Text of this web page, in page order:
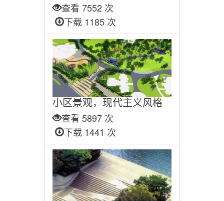
查看 7552 次
下载 1185 次
小区景观，现代主义风格
查看 5897 次
下载 1441 次